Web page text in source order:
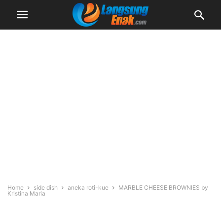
Home side dish aneka roti-kue
MARBLE CHEESE BROWNIES by
Kristina Maria